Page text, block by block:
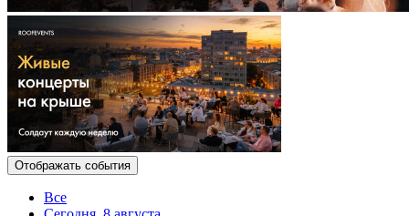
Отображать события
Все